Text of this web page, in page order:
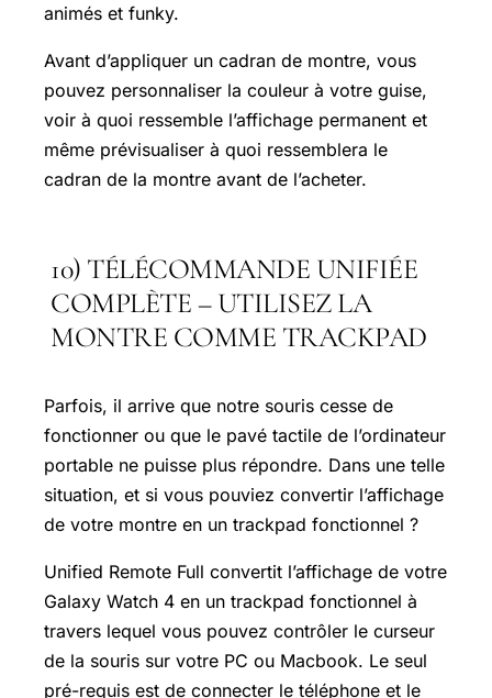
animés et funky.
Avant d’appliquer un cadran de montre, vous
pouvez personnaliser la couleur à votre guise,
voir à quoi ressemble l’affichage permanent et
même prévisualiser à quoi ressemblera le
cadran de la montre avant de l’acheter.
10) TÉLÉCOMMANDE UNIFIÉE
COMPLÈTE – UTILISEZ LA
MONTRE COMME TRACKPAD
Parfois, il arrive que notre souris cesse de
fonctionner ou que le pavé tactile de l’ordinateur
portable ne puisse plus répondre. Dans une telle
situation, et si vous pouviez convertir l’affichage
de votre montre en un trackpad fonctionnel ?
Unified Remote Full convertit l’affichage de votre
Galaxy Watch 4 en un trackpad fonctionnel à
travers lequel vous pouvez contrôler le curseur
de la souris sur votre PC ou Macbook. Le seul
pré-requis est de connecter le téléphone et le